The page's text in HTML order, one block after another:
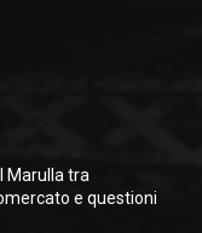
Marulla tra
e questioni